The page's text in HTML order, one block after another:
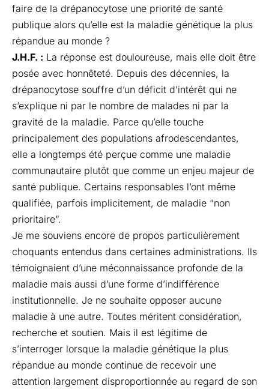
faire de la drépanocytose une priorité de santé
publique alors qu’elle est la maladie génétique la plus
répandue au monde ?
J.H.F. : La réponse est douloureuse, mais elle doit être
posée avec honnêteté. Depuis des décennies, la
drépanocytose souffre d’un déficit d’intérêt qui ne
s’explique ni par le nombre de malades ni par la
gravité de la maladie. Parce qu’elle touche
principalement des populations afrodescendantes,
elle a longtemps été perçue comme une maladie
communautaire plutôt que comme un enjeu majeur de
santé publique. Certains responsables l’ont même
qualifiée, parfois implicitement, de maladie “non
prioritaire”.
Je me souviens encore de propos particulièrement
choquants entendus dans certaines administrations. Ils
témoignaient d’une méconnaissance profonde de la
maladie mais aussi d’une forme d’indifférence
institutionnelle. Je ne souhaite opposer aucune
maladie à une autre. Toutes méritent considération,
recherche et soutien. Mais il est légitime de
s’interroger lorsque la maladie génétique la plus
répandue au monde continue de recevoir une
attention largement disproportionnée au regard de son